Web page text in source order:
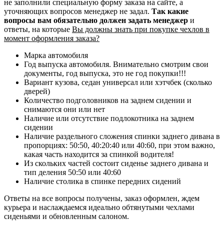
не заполнили специальную форму заказа на сайте, а
уточняющих вопросов менеджер не задал. Так какие
вопросы вам обязательно должен задать менеджер и
ответы, на которые Вы должны знать при покупке чехлов в
момент оформления заказа?
Марка автомобиля
Год выпуска автомобиля. Внимательно смотрим свои
документы, год выпуска, это не год покупки!!!
Вариант кузова, седан универсал или хэтчбек (сколько
дверей)
Количество подголовников на заднем сидении и
снимаются они или нет
Наличие или отсутствие подлокотника на заднем
сидении
Наличие раздельного сложения спинки заднего дивана в
пропорциях: 50:50, 40:20:40 или 40:60, при этом важно,
какая часть находится за спинкой водителя!
Из скольких частей состоит сиденье заднего дивана и
тип деления 50:50 или 40:60
Наличие столика в спинке передних сидений
Ответы на все вопросы получены, заказ оформлен, ждем
курьера и наслаждаемся идеально обтянутыми чехлами
сиденьями и обновленным салоном.